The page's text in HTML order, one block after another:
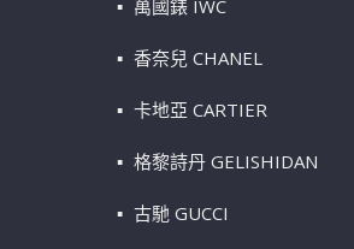
萬國錶 IWC
香奈兒 CHANEL
卡地亞 CARTIER
格黎詩丹 GELISHIDAN
古馳 GUCCI